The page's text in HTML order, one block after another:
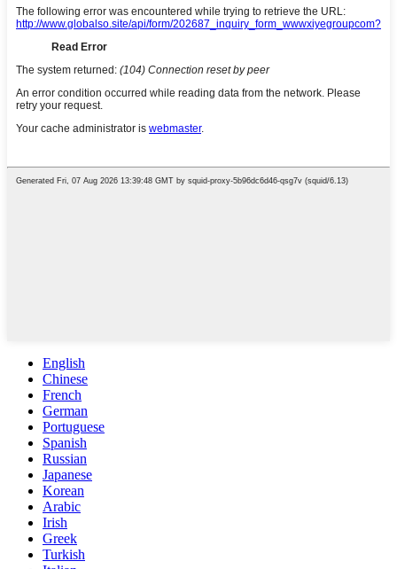
English
Chinese
French
German
Portuguese
Spanish
Russian
Japanese
Korean
Arabic
Irish
Greek
Turkish